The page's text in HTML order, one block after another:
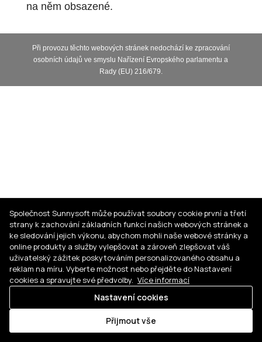
na něm obsazené.
Při provozu těchto webových stránek nedochází ke zpracování
osobních údajů ve smyslu Nařízení Evropského parlamentu a
Rady (EU) 216/679.
Společnost Sunnysoft může používat soubory cookie první a třetí
strany k zachování základních funkcí našich webových stránek a
ke sledování jejich výkonu, abychom mohli naše webové stránky a
online produkty a služby vylepšovat a zároveň zlepšovat váš
uživatelský zážitek poskytováním personalizovaného obsahu a
reklam na míru. Vyberte možnost nebo přejděte do Nastavení
cookies a spravujte své předvolby. Více informací
Nastavení cookies
Přijmout vše